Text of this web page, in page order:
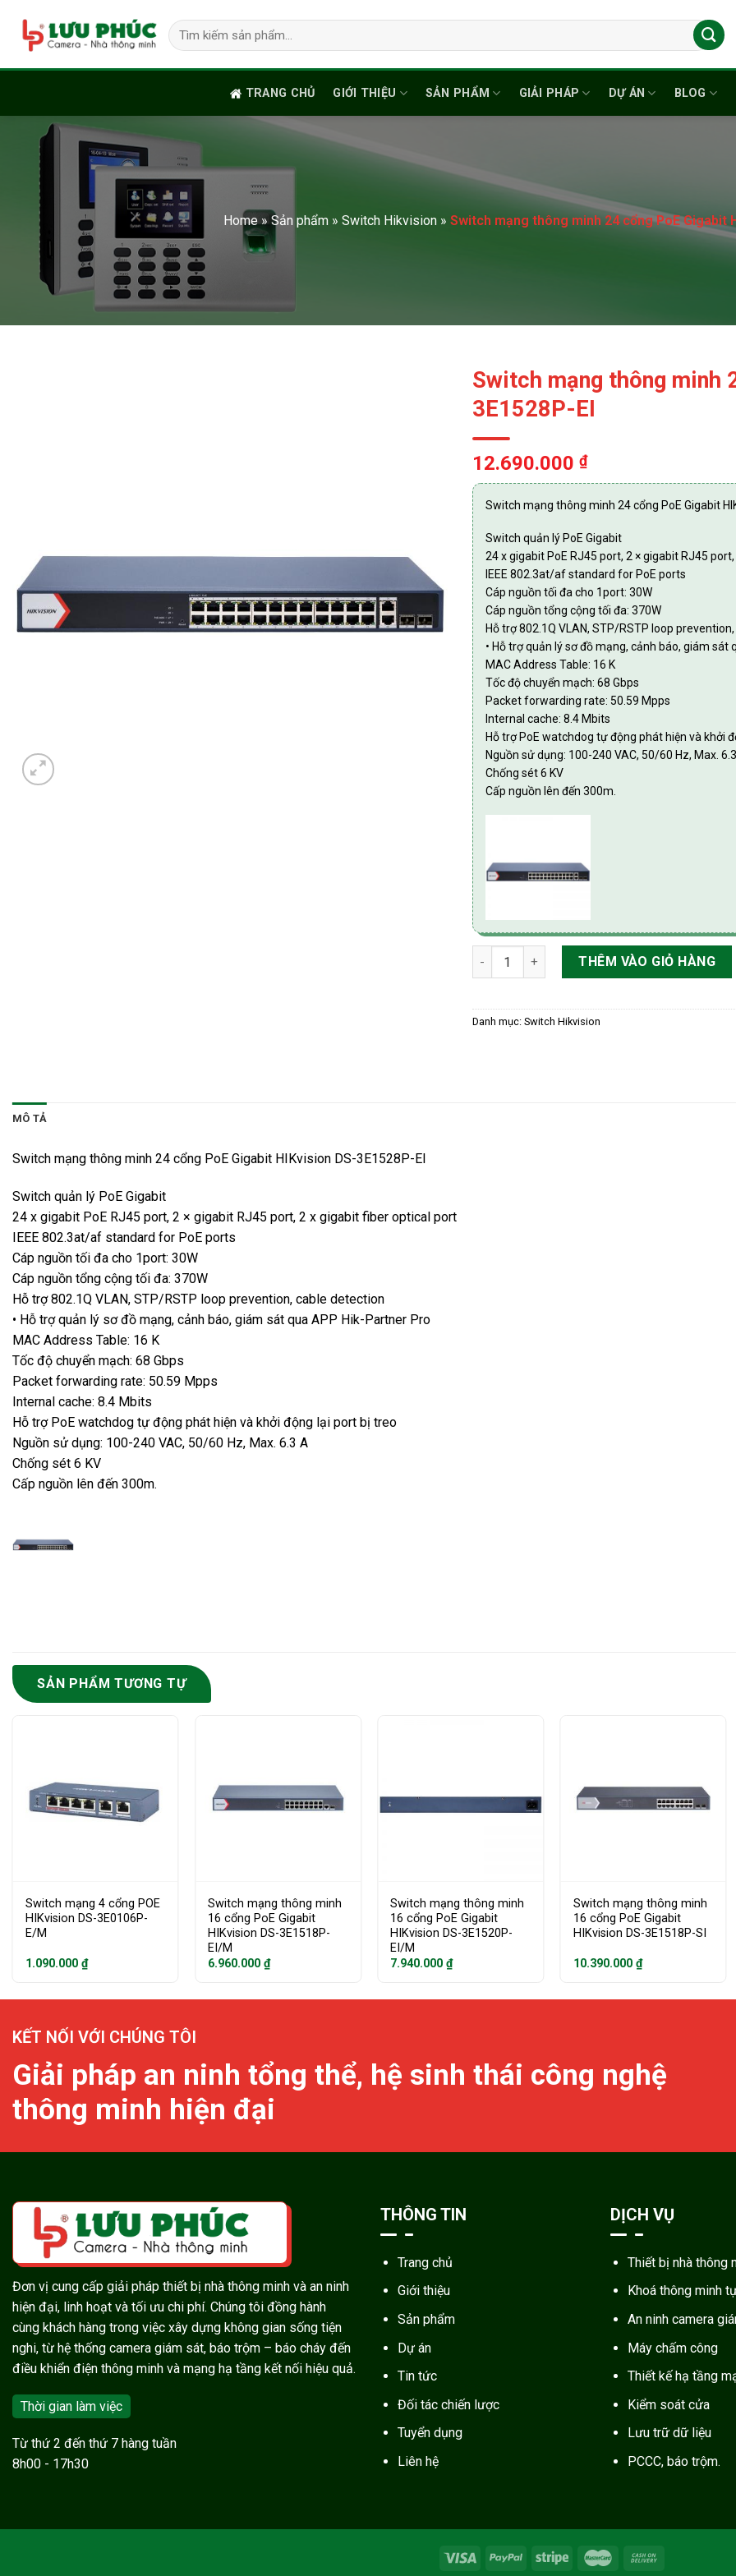
content
Tìm
kiếm:
TRANG CHỦ GIỚI THIỆU SẢN PHẨM GIẢI PHÁP DỰ ÁN BLOG
Home»Sản phẩm» Switch Hikvision» Switch mạng thông minh 24 cổng PoE Gigabit
Switch mạng thông minh
3E1528P-EI
12.690.000 ₫
Switch mạng thông minh 24 cổng PoE Gigabit
Switch quản lý PoE Gigabit
24 x gigabit PoE RJ45 port, 2 × gigabit RJ45
IEEE 802.3at/af standard for PoE ports
Cáp nguồn tối đa cho 1port: 30W
Cáp nguồn tổng cộng tối đa: 370W
Hỗ trợ 802.1Q VLAN, STP/RSTP loop
• Hỗ trợ quản lý sơ đồ mạng, cảnh báo, giám sát
MAC Address Table: 16 K
Tốc độ chuyển mạch: 68 Gbps
Packet forwarding rate: 50.59 Mpps
Internal cache: 8.4 Mbits
Hỗ trợ PoE watchdog tự động phát hiện và khởi
Nguồn sử dụng: 100-240 VAC, 50/60 Hz, Max.
Chống sét 6 KV
Cấp nguồn lên đến 300m.
Switch mạng thông minh 24 cổng PoE Gigabit
THÊM VÀO GIỎ HÀNG
Danh mục: Switch Hikvision
MÔ TẢ
Switch mạng thông minh 24 cổng PoE Gigabit HIKvision DS-3E1528P-EI
Switch quản lý PoE Gigabit
24 x gigabit PoE RJ45 port, 2 × gigabit RJ45 port, 2 x gigabit fiber optical port
IEEE 802.3at/af standard for PoE ports
Cáp nguồn tối đa cho 1port: 30W
Cáp nguồn tổng cộng tối đa: 370W
Hỗ trợ 802.1Q VLAN, STP/RSTP loop prevention, cable detection
• Hỗ trợ quản lý sơ đồ mạng, cảnh báo, giám sát qua APP Hik-Partner Pro
MAC Address Table: 16 K
Tốc độ chuyển mạch: 68 Gbps
Packet forwarding rate: 50.59 Mpps
Internal cache: 8.4 Mbits
Hỗ trợ PoE watchdog tự động phát hiện và khởi động lại port bị treo
Nguồn sử dụng: 100-240 VAC, 50/60 Hz, Max. 6.3 A
Chống sét 6 KV
Cấp nguồn lên đến 300m.
SẢN PHẨM TƯƠNG TỰ
Switch mạng 4 cổng POE
HIKvision DS-3E0106P-
E/M
1.090.000 ₫
Switch mạng thông minh
16 cổng PoE Gigabit
HIKvision DS-3E1518P-
EI/M
6.960.000₫
Switch mạng thông minh
16 cổng PoE Gigabit
HIKvision DS-3E1520P-
EI/M
7.940.000₫
Switch mạng thông minh
16 cổng PoE Gigabit
HIKvision DS-3E1518P-SI
10.390.000 ₫
KẾT NỐI VỚI CHÚNG TÔI
Giải pháp an ninh tổng thể, hệ sinh thái công nghệ
thông minh hiện đại
Đơn vị cung cấp giải pháp thiết bị nhà thông minh và an ninh
hiện đại, linh hoạt và tối ưu chi phí. Chúng tôi đồng hành
cùng khách hàng trong việc xây dựng không gian sống tiện
nghi, từ hệ thống camera giám sát, báo trộm – báo cháy đến
điều khiển điện thông minh và mạng hạ tầng kết nối hiệu quả.
Thời gian làm việc
Từ thứ 2 đến thứ 7 hàng tuần
8h00 - 17h30
THÔNG TIN
Trang chủ
Giới thiệu
Sản phẩm
Dự án
Tin tức
Đối tác chiến lược
Tuyển dụng
Liên hệ
DỊCH VỤ
Thiết bị nhà thông
Khoá thông minh
An ninh camera
Máy chấm công
Thiết kế hạ tầng
Kiểm soát cửa
Lưu trữ dữ liệu
PCCC, báo trộm.